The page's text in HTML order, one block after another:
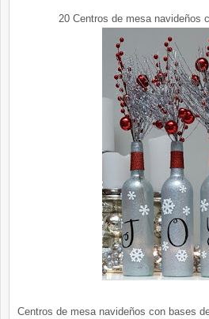
20 Centros de mesa navideños
Centros de mesa navideños con bases